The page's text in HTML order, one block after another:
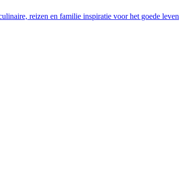
reizen en familie inspiratie voor het goede leven